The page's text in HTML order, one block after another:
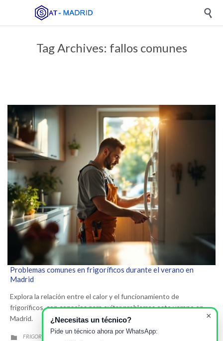

Tag Archives: fallos comunes
Problemas comunes en frigoríficos durante el verano en
Madrid
Explora la relación entre el calor y el funcionamiento de
frigoríficos, con consejos para evitar problemas este verano en
Madrid.
 CATEGORY
FRIGORÍFICOS Y CONGELADORES
×
¿Necesitas un técnico?
Pide un técnico ahora por WhatsApp: